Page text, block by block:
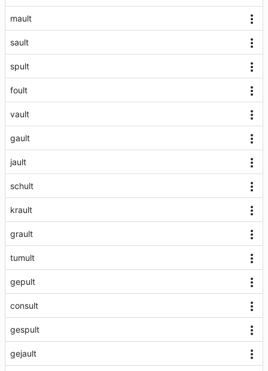
mault
sault
spult
foult
vault
gault
jault
schult
krault
grault
tumult
gepult
consult
gespult
gejault